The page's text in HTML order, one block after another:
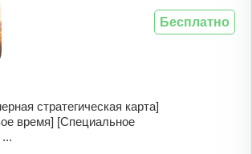
стратегическая карта]
время] [Специальное
Бесплатно